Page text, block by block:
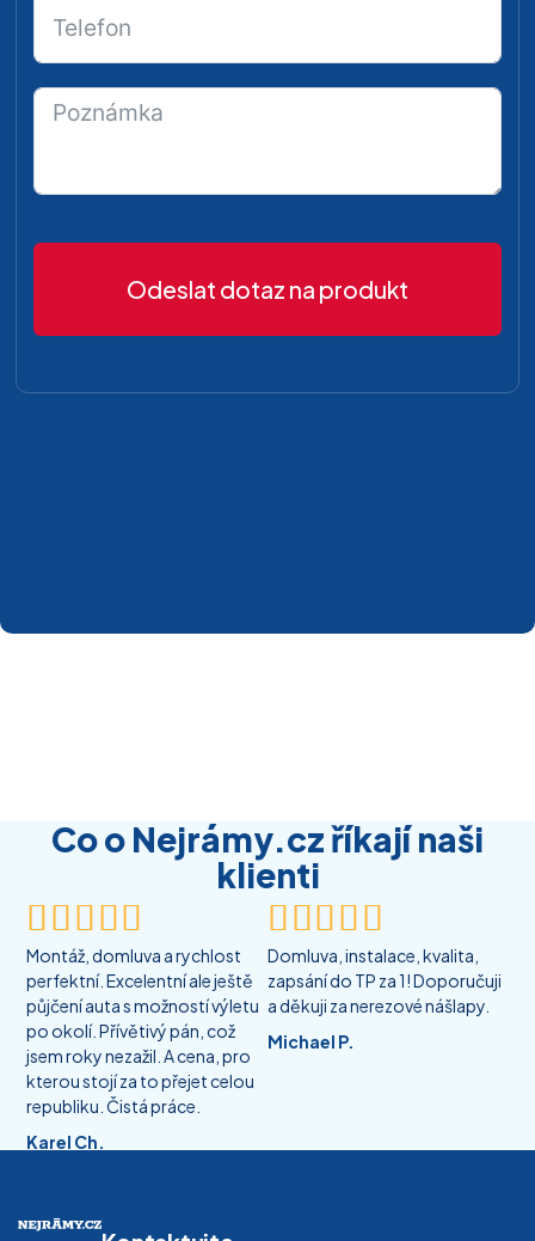
Odeslat dotaz na produkt
Co o Nejrámy.cz říkají naši
klienti

Montáž, domluva a rychlost
perfektní. Excelentní ale ještě
půjčení auta s možností výletu
po okolí. Přívětivý pán, což
jsem roky nezažil. A cena, pro
kterou stojí za to přejet celou
republiku. Čistá práce.
Karel Ch.

Domluva, instalace, kvalita,
zapsání do TP za 1! Doporučuji
a děkuji za nerezové nášlapy.
Michael P.